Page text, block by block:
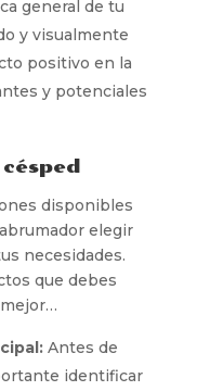
general de tu
y visualmente
positivo en la
y potenciales
disponibles
elegir
necesidades.
que debes
Antes de
identificar